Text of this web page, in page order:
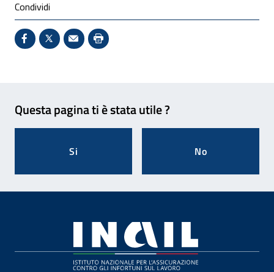
Condividi
Condividi su Facebook - Sito esterno - Apertura in
X - Sito esterno - Apertura in nuova finestra
Invio Mail: apre il programma di posta
Stampa pagina: scelta meno
Questa pagina ti è stata utile ?
Si No